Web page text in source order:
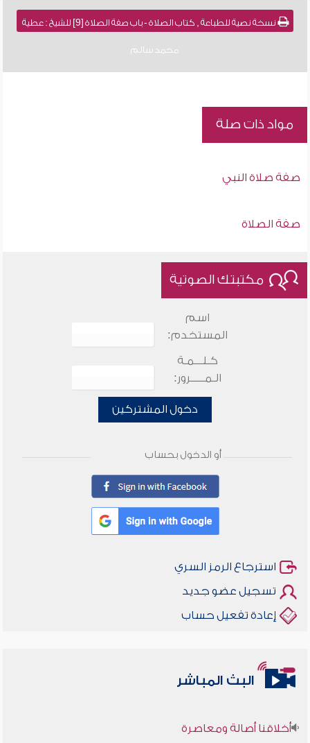
نسخة نصية للطباعة , كتاب الصلاة - باب صفة الصلاة [9] للشيخ : عطية
محمد سالم
مواد ذات صلة
صفة صلاة النبي
صفة الصلاة
مكتبتك الصوتية
اسم
المستخدم:
كـلـــمـة
الـمـــــرور:
دخول المشتركين
أو الدخول بحساب
استرجاع الرمز السري
تسجيل عضو جديد
إعادة تفعيل حساب
البث المباشر